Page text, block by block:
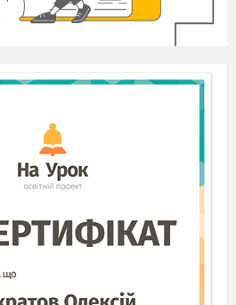
змісту документа
відповідних номерів
можна за допомогою
автоматизований зміст
сторінок, ці дані будуть
та можна буде швидко
розділ чи параграф даного
таблиць і діаграм в MS Word
для наочного подання
таблиці є клітинки (комірки),
які є в клітинках (див. рис.
).